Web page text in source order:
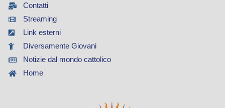
Contatti
Streaming
Link esterni
Diversamente Giovani
Notizie dal mondo cattolico
Home